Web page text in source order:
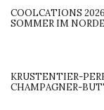
COOLCATIONS
SOMMER IM
KRUSTENTIER-
CHAMPAGNER-